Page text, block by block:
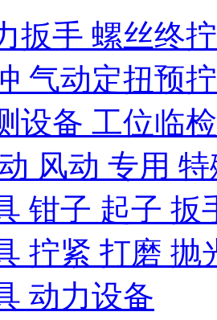
扳手 螺丝终
气动定扭预
设备 工位临
风动 专用 特
钳子 起子 扳
拧紧 打磨 抛
动力设备